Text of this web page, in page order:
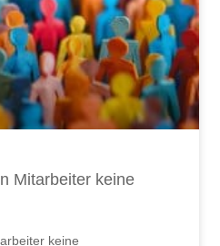
Mitarbeiter keine
keine